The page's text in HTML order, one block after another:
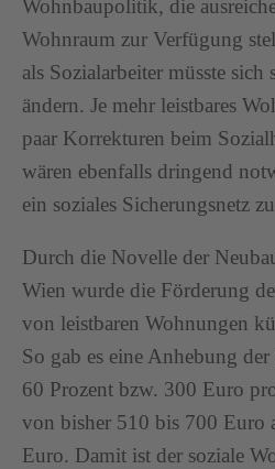
Wohnbaupolitik, die
Wohnraum zur Verfügung
als Sozialarbeiter müsste
ändern. Je mehr leistbares
paar Korrekturen beim
wären ebenfalls dringend
ein soziales Sicherungsnetz
Durch die Novelle der
Wien wurde die Förderung
von leistbaren Wohnungen
So gab es eine Anhebung
60 Prozent bzw. 300 Euro
von bisher 510 bis 700 Euro
Euro. Damit ist der soziale